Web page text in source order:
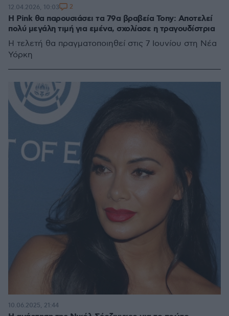
Η Pink θα παρουσιάσει τα 79α βραβεία Tony: Αποτελεί
πολύ μεγάλη τιμή για εμένα, σχολίασε η τραγουδίστρια
Η τελετή θα πραγματοποιηθεί στις 7 Ιουνίου στη Νέα
Υόρκη
12.04.2026, 10:03 2
10.06.2025, 21:44